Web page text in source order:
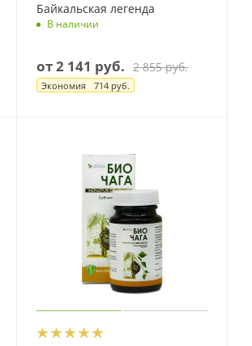
Байкальская легенда
В наличии
от2 141 руб. 2 855 руб.
Экономия 714 руб.